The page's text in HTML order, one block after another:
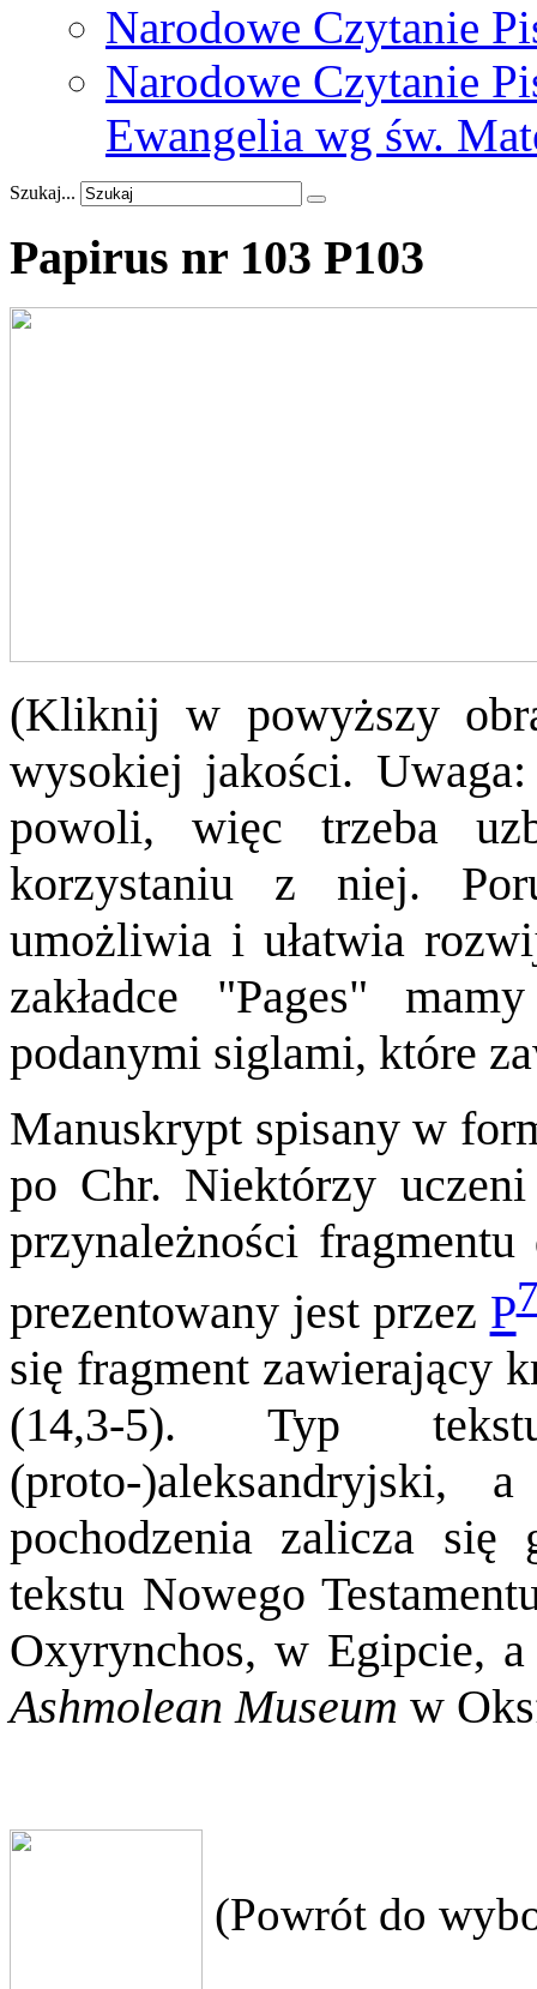
Narodowe Czytanie
Narodowe Czytanie
Ewangelia wg św.
Szukaj...
Papirus nr 103 P103
(Kliknij w powyższy
wysokiej jakości.
powoli, więc trzeba
korzystaniu z niej.
umożliwia i ułatwia
zakładce "Pages"
podanymi siglami, które
Manuskrypt spisany w
po Chr. Niektórzy
przynależności
prezentowany jest przez P
się fragment zawierający
(14,3-5). Typ
(proto-
pochodzenia zalicza
tekstu Nowego
Oxyrynchos, w Egipcie,
Ashmolean Museum w
(Powrót do